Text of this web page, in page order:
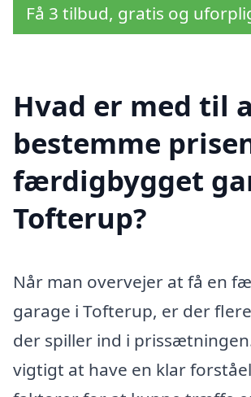
Få 3 tilbud, gratis og
Hvad er med til
bestemme
færdigbygget
Tofterup?
Når man overvejer at få en
garage i Tofterup, er der
der spiller ind i
vigtigt at have en klar